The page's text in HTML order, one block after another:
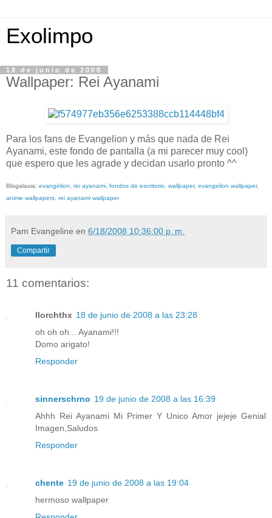
Exolimpo
18 de junio de 2008
Wallpaper: Rei Ayanami
Para los fans de Evangelion y más que nada de Rei
Ayanami, este fondo de pantalla (a mi parecer muy cool)
que espero que les agrade y decidan usarlo pronto ^^
Blogalaxia: evangelion, rei ayanami, fondos de escritorio, wallpaper, evangelion wallpaper,
anime wallpapers, rei ayanami wallpaper
Pam Evangeline en 6/18/2008 10:36:00 p. m.
Compartir
11 comentarios:
llorchthx 18 de junio de 2008 a las 23:28
oh oh oh... Ayanami!!!
Domo arigato!
Responder
sinnerschrno 19 de junio de 2008 a las 16:39
Ahhh Rei Ayanami Mi Primer Y Unico Amor jejeje Genial
Imagen,Saludos
Responder
chente 19 de junio de 2008 a las 19:04
hermoso wallpaper